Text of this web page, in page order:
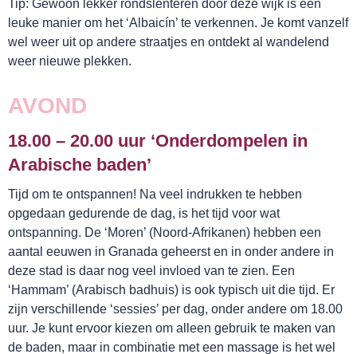
SNUIF CULTUUR!
Tip: Gewoon lekker rondslenteren door deze wijk is een
leuke manier om het ‘Albaicín’ te verkennen. Je komt vanzelf
wel weer uit op andere straatjes en ontdekt al wandelend
weer nieuwe plekken.
AVOND
18.00 – 20.00 uur ‘Onderdompelen in
Arabische baden’
Tijd om te ontspannen! Na veel indrukken te hebben
opgedaan gedurende de dag, is het tijd voor wat
ontspanning. De ‘Moren’ (Noord-Afrikanen) hebben een
aantal eeuwen in Granada geheerst en in onder andere in
deze stad is daar nog veel invloed van te zien. Een
‘Hammam’ (Arabisch badhuis) is ook typisch uit die tijd. Er
zijn verschillende ‘sessies’ per dag, onder andere om 18.00
uur. Je kunt ervoor kiezen om alleen gebruik te maken van
de baden, maar in combinatie met een massage is het wel